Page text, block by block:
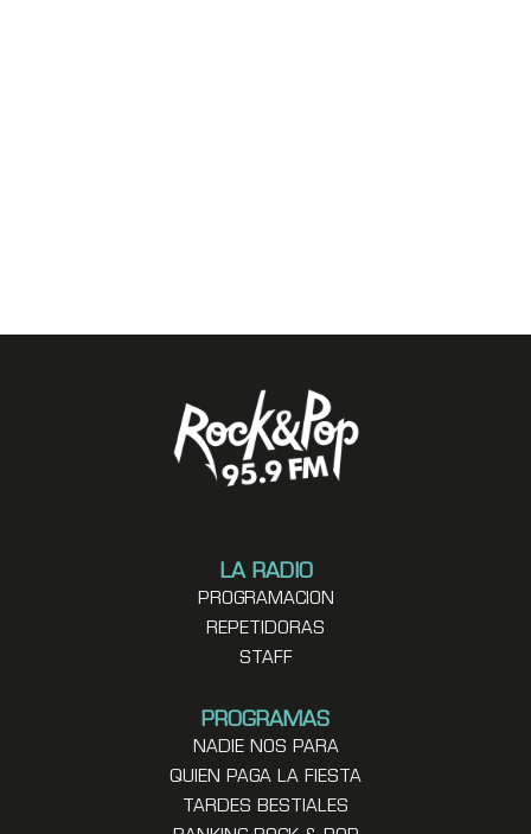
LA RADIO
PROGRAMACION
REPETIDORAS
STAFF
PROGRAMAS
NADIE NOS PARA
QUIEN PAGA LA FIESTA
TARDES BESTIALES